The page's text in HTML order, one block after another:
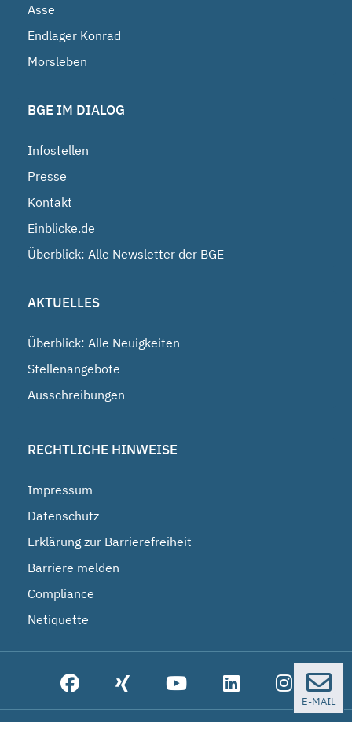
Asse
Endlager Konrad
Morsleben
BGE IM DIALOG
Infostellen
Presse
Kontakt
Einblicke.de
Überblick: Alle Newsletter der BGE
AKTUELLES
Überblick: Alle Neuigkeiten
Stellenangebote
Ausschreibungen
RECHTLICHE HINWEISE
Impressum
Datenschutz
Erklärung zur Barrierefreiheit
Barriere melden
Compliance
Netiquette
E-MAIL